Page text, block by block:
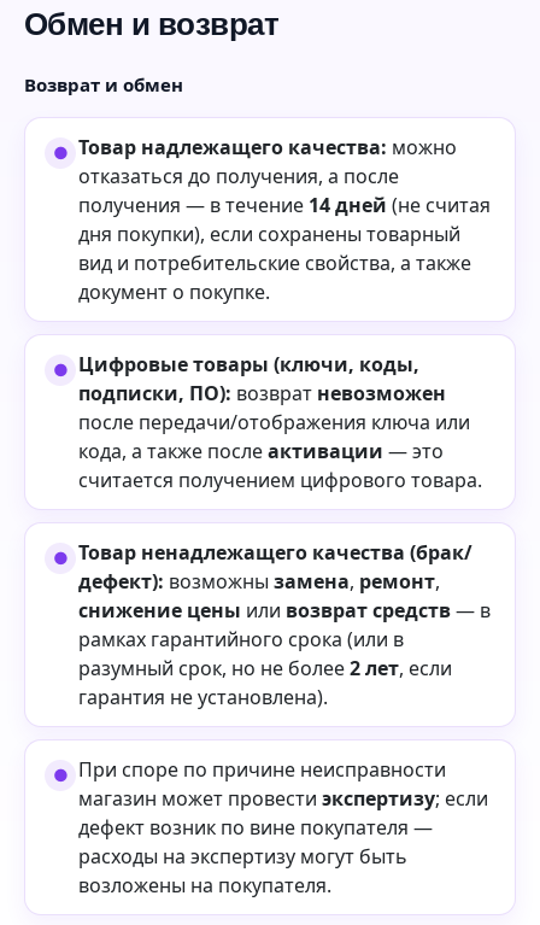
Обмен и возврат
Возврат и обмен
Товар надлежащего качества: можно
отказаться до получения, а после
получения — в течение 14 дней (не считая
дня покупки), если сохранены товарный
вид и потребительские свойства, а также
документ о покупке.
Цифровые товары (ключи, коды,
подписки, ПО): возврат невозможен
после передачи/отображения ключа или
кода, а также послеактивации — это
считается получением цифрового товара.
Товар ненадлежащего качества (брак/
дефект): возможны замена, ремонт,
снижение цены или возврат средств— в
рамках гарантийного срока (или в
разумный срок, но не более2 лет, если
гарантия не установлена).
При споре по причине неисправности
магазин может провести экспертизу; если
дефект возник по вине покупателя —
расходы на экспертизу могут быть
возложены на покупателя.